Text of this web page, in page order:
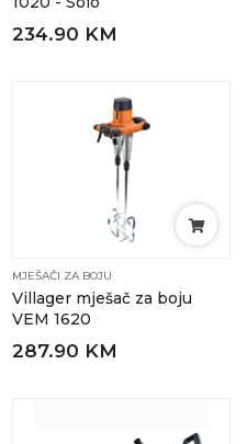
234.90 KM
MJEŠAČI ZA BOJU
Villager mješač za boju
VEM 1620
287.90 KM